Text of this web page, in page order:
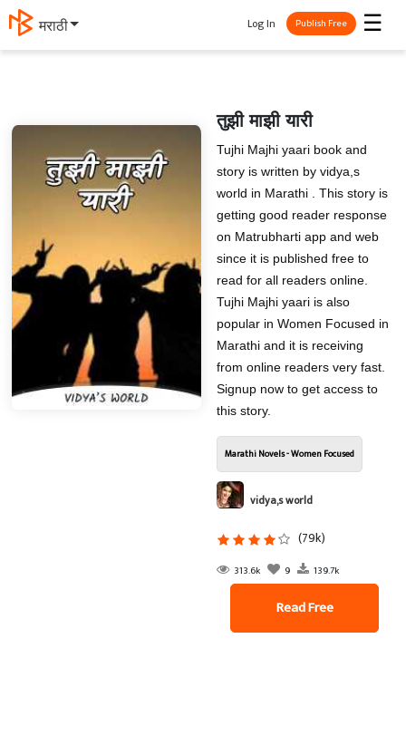
मराठी ☰
Log In Publish Free
तुझी माझी यारी
Tujhi Majhi yaari book and
story is written by vidya,s
world in Marathi . This story is
getting good reader response
on Matrubharti app and web
since it is published free to
read for all readers online.
Tujhi Majhi yaari is also
popular in Women Focused in
Marathi and it is receiving
from online readers very fast.
Signup now to get access to
this story.
Marathi Novels - Women Focused
vidya,s world
(79k)
313.6k 9 139.7k
Read Free